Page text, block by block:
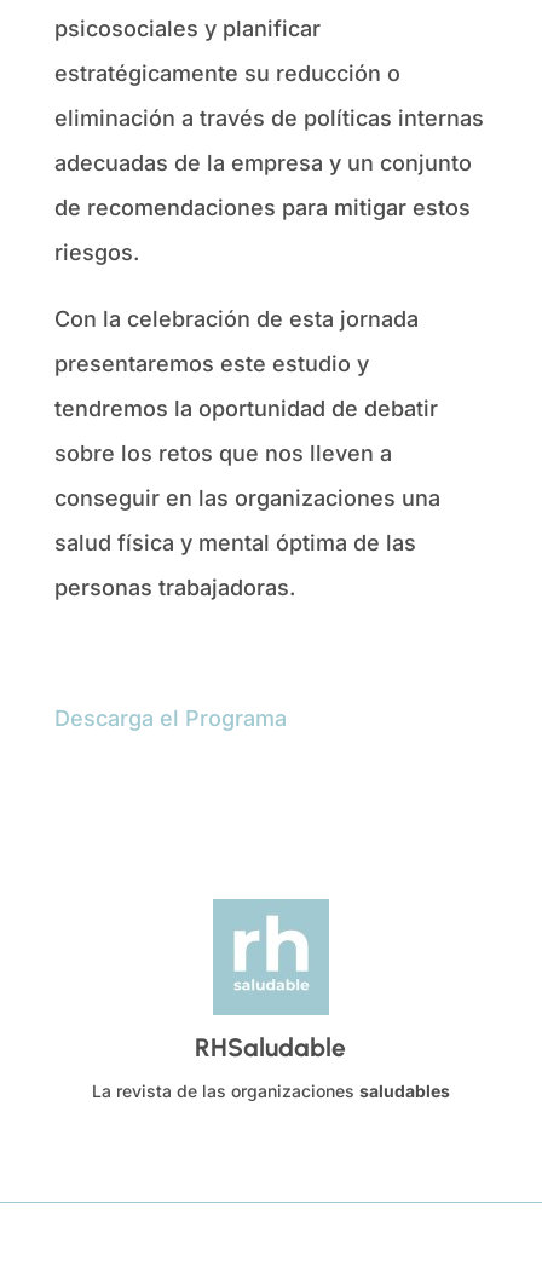
psicosociales y planificar
estratégicamente su reducción o
eliminación a través de políticas internas
adecuadas de la empresa y un conjunto
de recomendaciones para mitigar estos
riesgos.
Con la celebración de esta jornada
presentaremos este estudio y
tendremos la oportunidad de debatir
sobre los retos que nos lleven a
conseguir en las organizaciones una
salud física y mental óptima de las
personas trabajadoras.
Descarga el Programa
RHSaludable
La revista de las organizaciones saludables